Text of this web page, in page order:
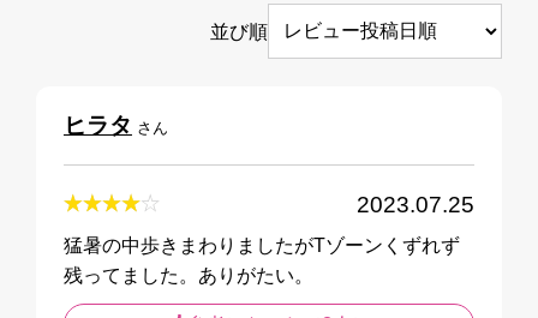
並び順
ヒラタ さん
2023.07.25
猛暑の中歩きまわりましたがTゾーンくずれず
残ってました。ありがたい。